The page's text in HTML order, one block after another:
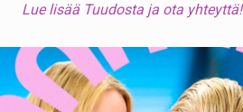
Lue lisää Tuudosta ja ota yhteyttä!